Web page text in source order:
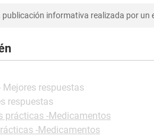
publicación informativa realizada por un
Mejores respuestas
respuestas
prácticas -Medicamentos
-Medicamentos